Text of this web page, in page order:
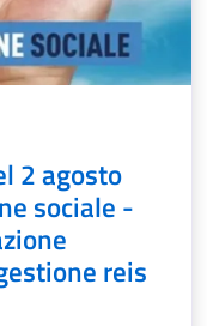
2 agosto
sociale -
reis